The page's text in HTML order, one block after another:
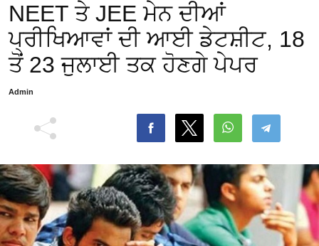
NEET ਤੇ JEE ਮੇਨ ਦੀਆਂ
ਪ੍ਰੀਖਿਆਵਾਂ ਦੀ ਆਈ ਡੇਟਸ਼ੀਟ, 18
ਤੋਂ 23 ਜੁਲਾਈ ਤਕ ਹੋਣਗੇ ਪੇਪਰ
Admin